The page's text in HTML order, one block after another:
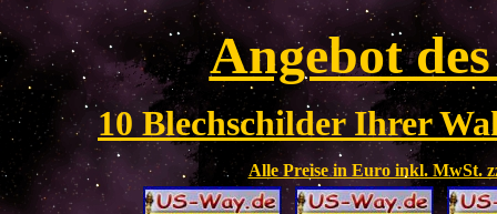
Angebot
10 Blechschilder Ihrer
Alle Preise in Euro inkl. MwSt.